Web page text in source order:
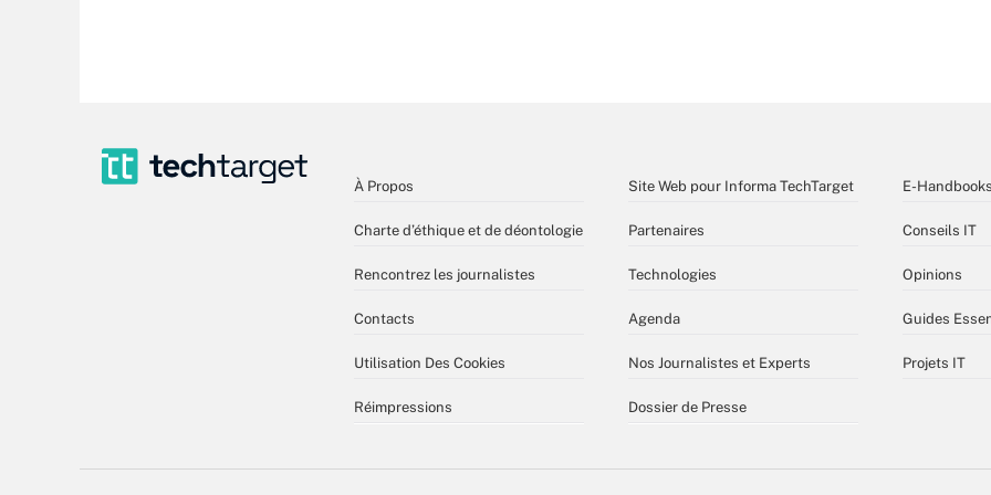
À Propos
Charte d’éthique et de déontologie
Rencontrez les journalistes
Contacts
Utilisation Des Cookies
Réimpressions
Site Web pour Informa TechTarget
Partenaires
Technologies
Agenda
Nos Journalistes et Experts
Dossier de Presse
E-Handbooks
Conseils IT
Opinions
Guides
Projets IT